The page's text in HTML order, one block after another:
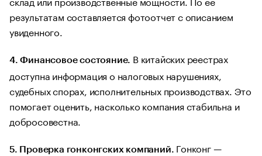
результатам составляется фотоотчет с описанием
увиденного.
4. Финансовое состояние. В китайских реестрах
доступна информация о налоговых нарушениях,
судебных спорах, исполнительных производствах. Это
помогает оценить, насколько компания стабильна и
добросовестна.
5. Проверка гонконгских компаний. Гонконг —